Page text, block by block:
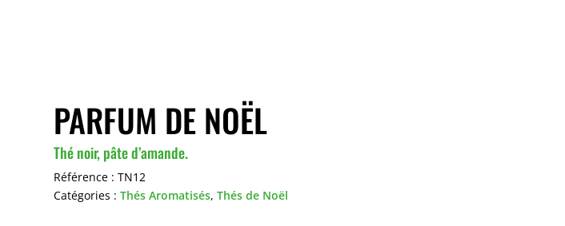
PARFUM DE NOËL
Thé noir, pâte d’amande.
Référence :TN12
Catégories :Thés Aromatisés,Thés de Noël